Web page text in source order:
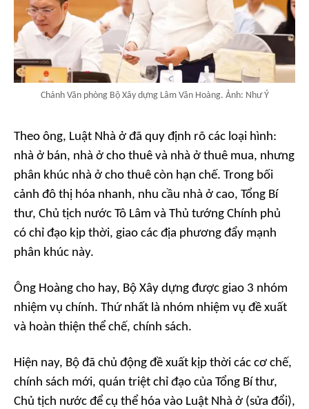
Chánh Văn phòng Bộ Xây dựng Lâm Văn Hoàng. Ảnh: Như Ý
Theo ông, Luật Nhà ở đã quy định rõ các loại hình:
nhà ở bán, nhà ở cho thuê và nhà ở thuê mua, nhưng
phân khúc nhà ở cho thuê còn hạn chế. Trong bối
cảnh đô thị hóa nhanh, nhu cầu nhà ở cao, Tổng Bí
thư, Chủ tịch nước Tô Lâm và Thủ tướng Chính phủ
có chỉ đạo kịp thời, giao các địa phương đẩy mạnh
phân khúc này.
Ông Hoàng cho hay, Bộ Xây dựng được giao 3 nhóm
nhiệm vụ chính. Thứ nhất là nhóm nhiệm vụ đề xuất
và hoàn thiện thể chế, chính sách.
Hiện nay, Bộ đã chủ động đề xuất kịp thời các cơ chế,
chính sách mới, quán triệt chỉ đạo của Tổng Bí thư,
Chủ tịch nước để cụ thể hóa vào Luật Nhà ở (sửa đổi),